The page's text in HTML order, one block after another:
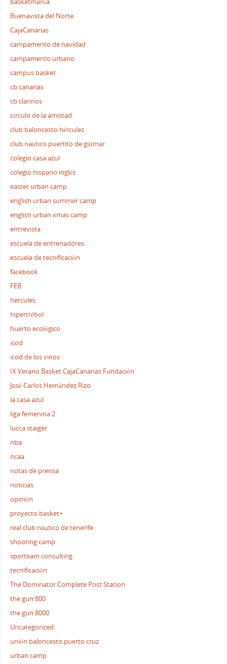
basketmanía
Buenavista del Norte
CajaCanarias
campamento de navidad
campamento urbano
campus basket
cb canarias
cb clarinos
círculo de la amistad
club baloncesto hércules
club naútico puertito de güímar
colegio casa azul
colegio hispano inglés
easter urban camp
english urban summer camp
english urban xmas camp
entrevista
escuela de entrenadores
escuela de tecnificación
facebook
FEB
hercules
hipertrébol
huerto ecológico
icod
icod de los vinos
IX Verano Basket CajaCanarias Fundación
José Carlos Hernández Rizo
la casa azul
liga femenina 2
lucca staiger
nba
ncaa
notas de prensa
noticias
opinión
proyecto basket+
real club náutico de tenerife
shooting camp
sporteam consulting
tecnificación
The Dominator Complete Post Station
the gun 800
the gun 8000
Uncategorized
unión baloncesto puerto cruz
urban camp